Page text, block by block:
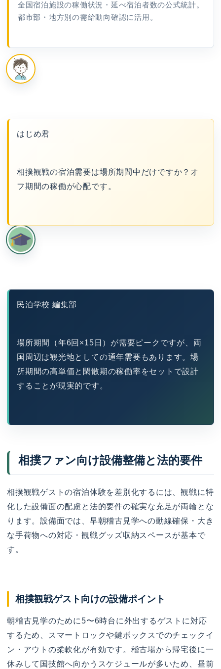
全国宿泊施設の稼働状況・延べ宿泊者数の公式統計。
都市部・地方別の需給動向確認に活用。
はじめ君
相撲観戦の宿泊需要は場所期間中だけですか？オ
フ期間の稼働が心配です。
民泊学校 編集部
場所期間（年6回×15日）が需要ピークですが、両
国周辺は観光地としての通年需要もあります。場
所期間の高単価と閑散期の稼働率をセットで設計
することが現実的です。
相撲ファン向け設備整備と法的要件
相撲観戦ゲストの宿泊体験を差別化するには、観戦に特
化した設備面の配慮と法的要件の確実な充足が両輪とな
ります。設備面では、早朝稽古見学への動線確保・大き
な手荷物への対応・観戦グッズ収納スペースが基本で
す。
相撲観戦ゲスト向けの設備ポイント
朝稽古見学のために5〜6時台に外出するゲストに対応
するため、スマートロックや鍵ボックスでのチェックイ
ン・アウトの柔軟化が有効です。稽古場から帰宅後に一
休みして国技館へ向かうスケジュールが多いため、昼前